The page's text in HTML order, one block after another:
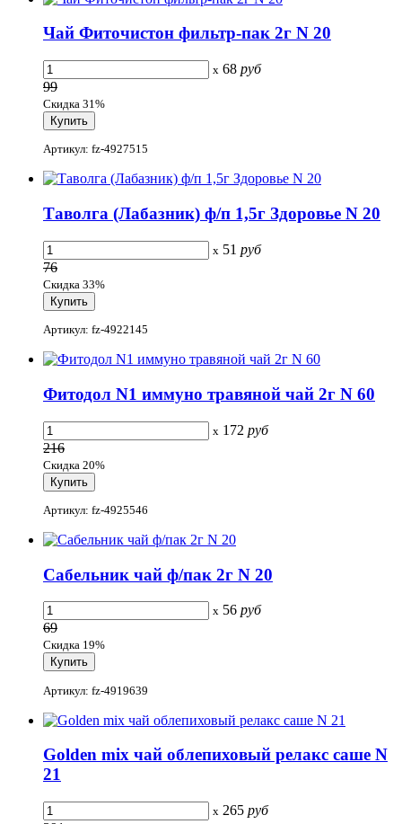
Чай Фиточистон фильтр-пак 2г N 20
x 68 руб
99
Скидка 31%
Артикул: fz-4927515
Таволга (Лабазник) ф/п 1,5г Здоровье N 20
x 51 руб
76
Скидка 33%
Артикул: fz-4922145
Фитодол N1 иммуно травяной чай 2г N 60
x 172 руб
216
Скидка 20%
Артикул: fz-4925546
Сабельник чай ф/пак 2г N 20
x 56 руб
69
Скидка 19%
Артикул: fz-4919639
Golden mix чай облепиховый релакс саше N
21
x 265 руб